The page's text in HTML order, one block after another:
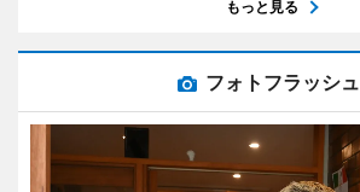
もっと見る
フォトフラッシュ